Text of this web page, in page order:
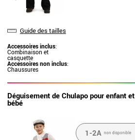
Guide des tailles
Accessoires inclus:
Combinaison et
casquette
Accessoires non inclus:
Chaussures
Déguisement de Chulapo pour enfant et
bébé
1-2A non disponible